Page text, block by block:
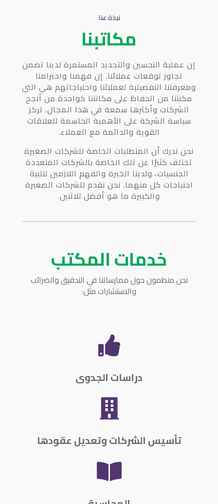
نبذة عنا
مكاتبنا
إن عملية التحسين والتجديد المستمرة لدينا تضمن
تجاوز توقعات عملائنا. إن فهمنا واحترامنا
ومعرفتنا التفصيلية لعملائنا واحتياجاتهم هي التي
مكنتنا من الحفاظ على مكانتنا كواحدة من أنجح
الشركات وأكثرها سمعة في هذا المجال. تركز
سياسة الشركة على الأهمية الحاسمة للعلاقات
القوية والدائمة مع العملاء.
نحن ندرك أن المتطلبات الخاصة للشركات الصغيرة
تختلف كثيرًا عن تلك الخاصة بالشركات المتعددة
الجنسيات، ولدينا الخبرة والفهم اللازمين لتلبية
احتياجات كل منهما. نحن نقدم للشركات الصغيرة
والكبيرة ما هو أفضل للاثنين.
خدمات المكتب
نحن منظمون حول ممارساتنا في التدقيق والضرائب
والاستشارات مثل:

دراسات الجدوى

تأسيس الشركات وتعديل عقودها
